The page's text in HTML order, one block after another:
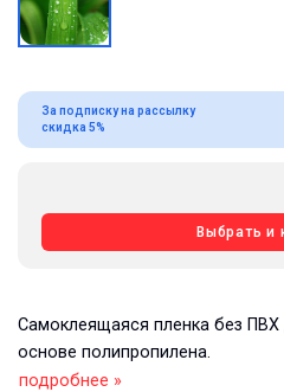
За подписку на рассылку
скидка 5%
Выбрать и
Самоклеящаяся пленка без
основе полипропилена.
подробнее »